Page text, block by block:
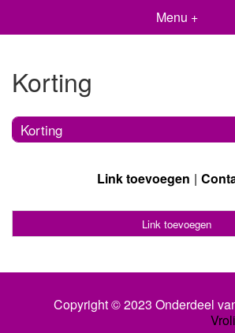
Menu +
Korting
Korting
Link toevoegen
Link toevoegen
Copyright © 2023 Onderdeel